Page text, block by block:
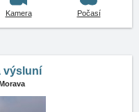
Kamera Počasí
výsluní